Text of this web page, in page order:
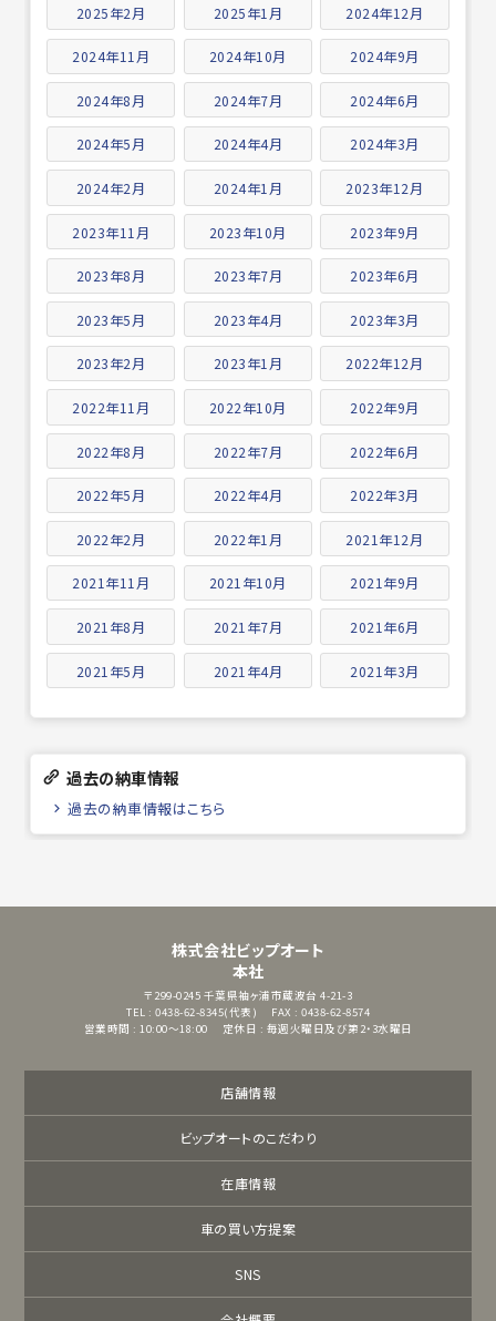
2025年2月 2025年1月 2024年12月
2024年11月 2024年10月 2024年9月
2024年8月 2024年7月 2024年6月
2024年5月 2024年4月 2024年3月
2024年2月 2024年1月 2023年12月
2023年11月 2023年10月 2023年9月
2023年8月 2023年7月 2023年6月
2023年5月 2023年4月 2023年3月
2023年2月 2023年1月 2022年12月
2022年11月 2022年10月 2022年9月
2022年8月 2022年7月 2022年6月
2022年5月 2022年4月 2022年3月
2022年2月 2022年1月 2021年12月
2021年11月 2021年10月 2021年9月
2021年8月 2021年7月 2021年6月
2021年5月 2021年4月 2021年3月
過去の納車情報
過去の納車情報はこちら
株式会社ビップオート
本社
〒299-0245 千葉県袖ヶ浦市蔵波台 4-21-3
TEL : 0438-62-8345(代表)
FAX : 0438-62-8574
営業時間 : 10:00～18:00
定休日 : 毎週火曜日及び第2・3水曜日
店舗情報
ビップオートのこだわり
在庫情報
車の買い方提案
SNS